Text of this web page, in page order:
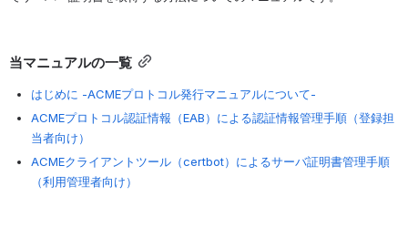
当マニュアルの一覧
はじめに -ACMEプロトコル発行マニュアルについて-
ACMEプロトコル認証情報（EAB）による認証情報管理手順（登録担
当者向け）
ACMEクライアントツール（certbot）によるサーバ証明書管理手順
（利用管理者向け）